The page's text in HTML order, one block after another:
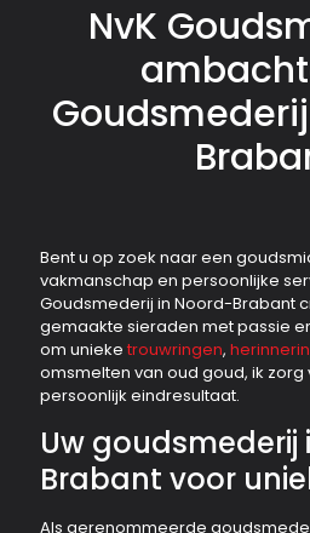
NvK
Bent u op zoek naar een
vakmanschap en persoonlijke
Goudsmederij in Noord-Brabant
gemaakte sieraden met passie
om unieke trouwringen,
omsmelten van oud goud, ik
persoonlijk eindresultaat.
Uw goudsmederij
Brabant voor
Als gerenommeerde